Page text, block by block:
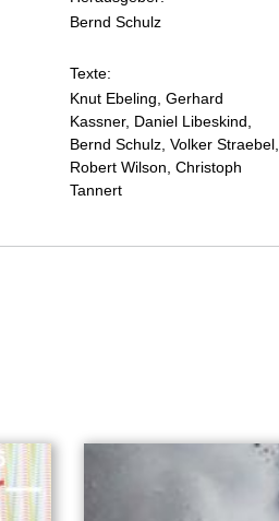
Bernd Schulz
Texte:
Knut Ebeling, Gerhard
Kassner, Daniel Libeskind,
Bernd Schulz, Volker Straebel,
Robert Wilson, Christoph
Tannert